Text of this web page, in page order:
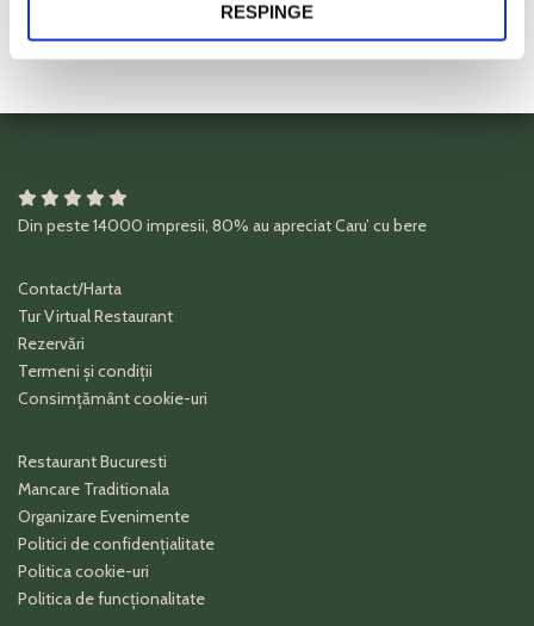
RESPINGE
Din peste14000 impresii, 80% au apreciatCaru’ cu bere
Contact/Harta
Tur Virtual Restaurant
Rezervări
Termeni și condiții
Consimțământ cookie-uri
Restaurant Bucuresti
Mancare Traditionala
Organizare Evenimente
Politici de confidențialitate
Politica cookie-uri
Politica de funcționalitate